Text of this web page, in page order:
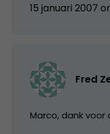
15 januari 2007
Fred
Marco, dank voor